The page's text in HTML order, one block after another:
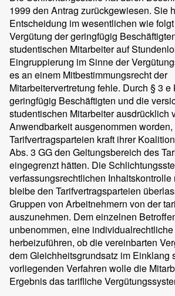
1999 den Antrag zurückgewiesen. Sie
Entscheidung im wesentlichen wie
Vergütung der geringfügig
studentischen Mitarbeiter auf
Eingruppierung im Sinne der
es an einem Mitbestimmungsrecht der
Mitarbeitervertretung fehle. Durch § 3
geringfügig Beschäftigten und die
studentischen Mitarbeiter ausdrücklich
Anwendbarkeit ausgenommen
Tarifvertragsparteien kraft ihrer
Abs. 3 GG den Geltungsbereich des
eingegrenzt hätten. Die
verfassungsrechtlichen Inhaltskontrolle
bleibe den Tarifvertragsparteien
Gruppen von Arbeitnehmern von der
auszunehmen. Dem einzelnen
unbenommen, eine
herbeizuführen, ob die vereinbarten
dem Gleichheitsgrundsatz im Einklang
vorliegenden Verfahren wolle die
Ergebnis das tarifliche